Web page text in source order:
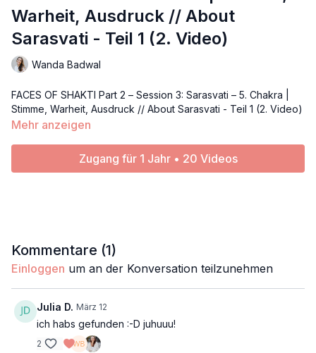
Warheit, Ausdruck // About
Sarasvati - Teil 1 (2. Video)
Wanda Badwal
FACES OF SHAKTI Part 2 – Session 3: Sarasvati – 5. Chakra |
Stimme, Warheit, Ausdruck // About Sarasvati - Teil 1 (2. Video)
Mehr anzeigen
Zugang für 1 Jahr • 20 Videos
Kommentare (1)
Einloggen um an der Konversation teilzunehmen
Julia D. März 12
ich habs gefunden :-D juhuuu!
2